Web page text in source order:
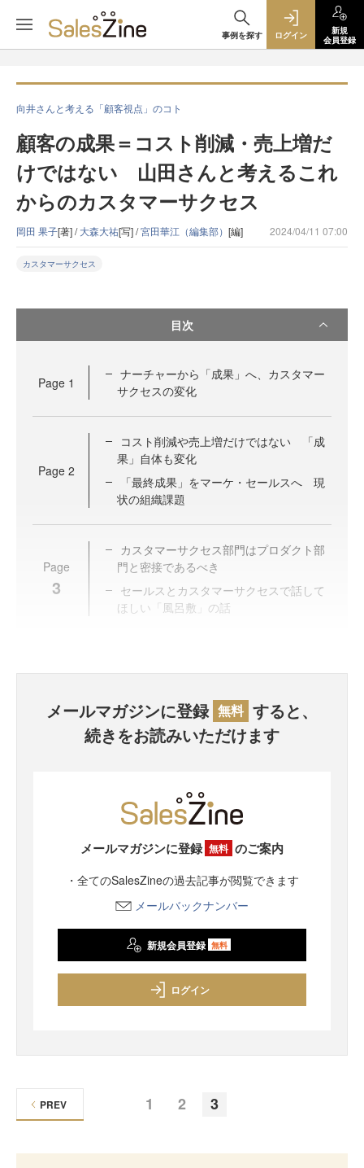
事例を探す ログイン
新規
会員登録
向井さんと考える「顧客視点」のコト
顧客の成果＝コスト削減・売上増だ
けではない 山田さんと考えるこれ
からのカスタマーサクセス
岡田 果子[著] /大森大祐[写] /宮田華江（編集部） [編] 2024/04/11 07:00
カスタマーサクセス
目次
Page 1
ナーチャーから「成果」へ、カスタマー
サクセスの変化
Page 2
コスト削減や売上増だけではない 「成
果」自体も変化
「最終成果」をマーケ・セールスへ 現
状の組織課題
Page
3
カスタマーサクセス部門はプロダクト部
門と密接であるべき
セールスとカスタマーサクセスで話して
ほしい「風呂敷」の話
メールマガジンに登録 無料 すると、
続きをお読みいただけます
メールマガジンに登録 無料 のご案内
・全てのSalesZineの過去記事が閲覧できます
メールバックナンバー
新規会員登録 無料
ログイン
1 2 3
PREV